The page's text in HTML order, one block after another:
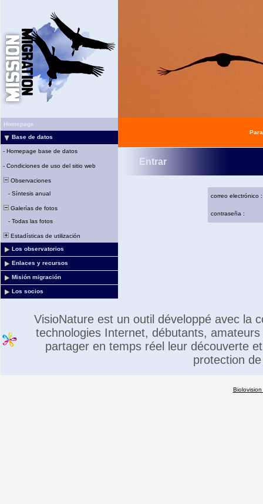
Homepage
Base de datos
- Homepage base de datos
- Condiciones de uso del sitio web
Observaciones
- Síntesis anual
Galerías de fotos
- Todas las fotos
Estadísticas de utilización
Los observatorios
Enlaces y recursos
Misión migración
Los socios
Entrar
correo electrónico :
contraseña :
VisioNature est un outil développé avec la
technologies Internet, débutants,
partager en temps réel leur découverte
protection
Biolovision